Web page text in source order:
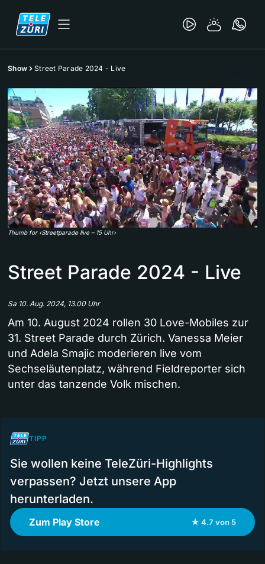
Show Street Parade 2024 - Live
Thumb for ‹Streetparade live – 15 Uhr›
Street Parade 2024 - Live
Sa 10. Aug. 2024, 13.00 Uhr
Am 10. August 2024 rollen 30 Love-Mobiles zur
31. Street Parade durch Zürich. Vanessa Meier
und Adela Smajic moderieren live vom
Sechseläutenplatz, während Fieldreporter sich
unter das tanzende Volk mischen.
TIPP
Sie wollen keine TeleZüri-Highlights
verpassen? Jetzt unsere App
herunterladen.
Zum Play Store ★ 4.7 von 5